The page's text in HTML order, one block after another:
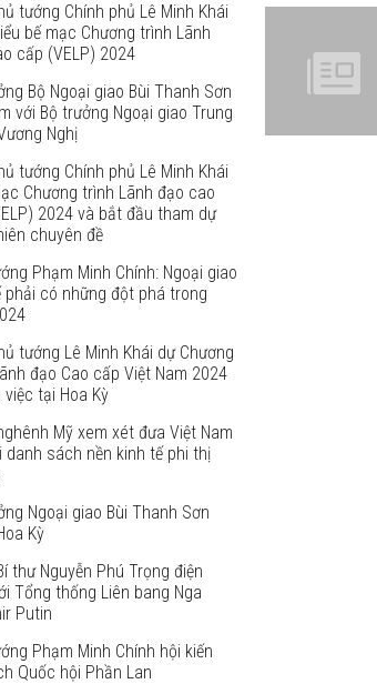
tướng Chính phủ Lê Minh Khái
bế mạc Chương trình Lãnh
cấp (VELP) 2024
Bộ Ngoại giao Bùi Thanh Sơn
với Bộ trưởng Ngoại giao Trung
Nghị
tướng Chính phủ Lê Minh Khái
Chương trình Lãnh đạo cao
2024 và bắt đầu tham dự
chuyên đề
Phạm Minh Chính: Ngoại giao
phải có những đột phá trong
tướng Lê Minh Khái dự Chương
đạo Cao cấp Việt Nam 2024
việc tại Hoa Kỳ
Mỹ xem xét đưa Việt Nam
danh sách nền kinh tế phi thị
Ngoại giao Bùi Thanh Sơn
Kỳ
thư Nguyễn Phú Trọng điện
Tổng thống Liên bang Nga
Putin
Phạm Minh Chính hội kiến
Quốc hội Phần Lan